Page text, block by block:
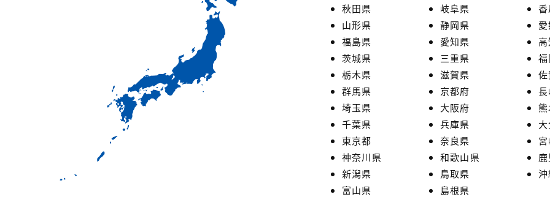
秋田県
山形県
福島県
茨城県
栃木県
群馬県
埼玉県
千葉県
東京都
神奈川県
新潟県
富山県
岐阜県
静岡県
愛知県
三重県
滋賀県
京都府
大阪府
兵庫県
奈良県
和歌山県
鳥取県
島根県